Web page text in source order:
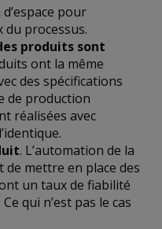
pour
du processus.
produits sont
ont la même
des spécifications
de production
réalisées avec
. L’automation de la
mettre en place des
un taux de fiabilité
qui n’est pas le cas